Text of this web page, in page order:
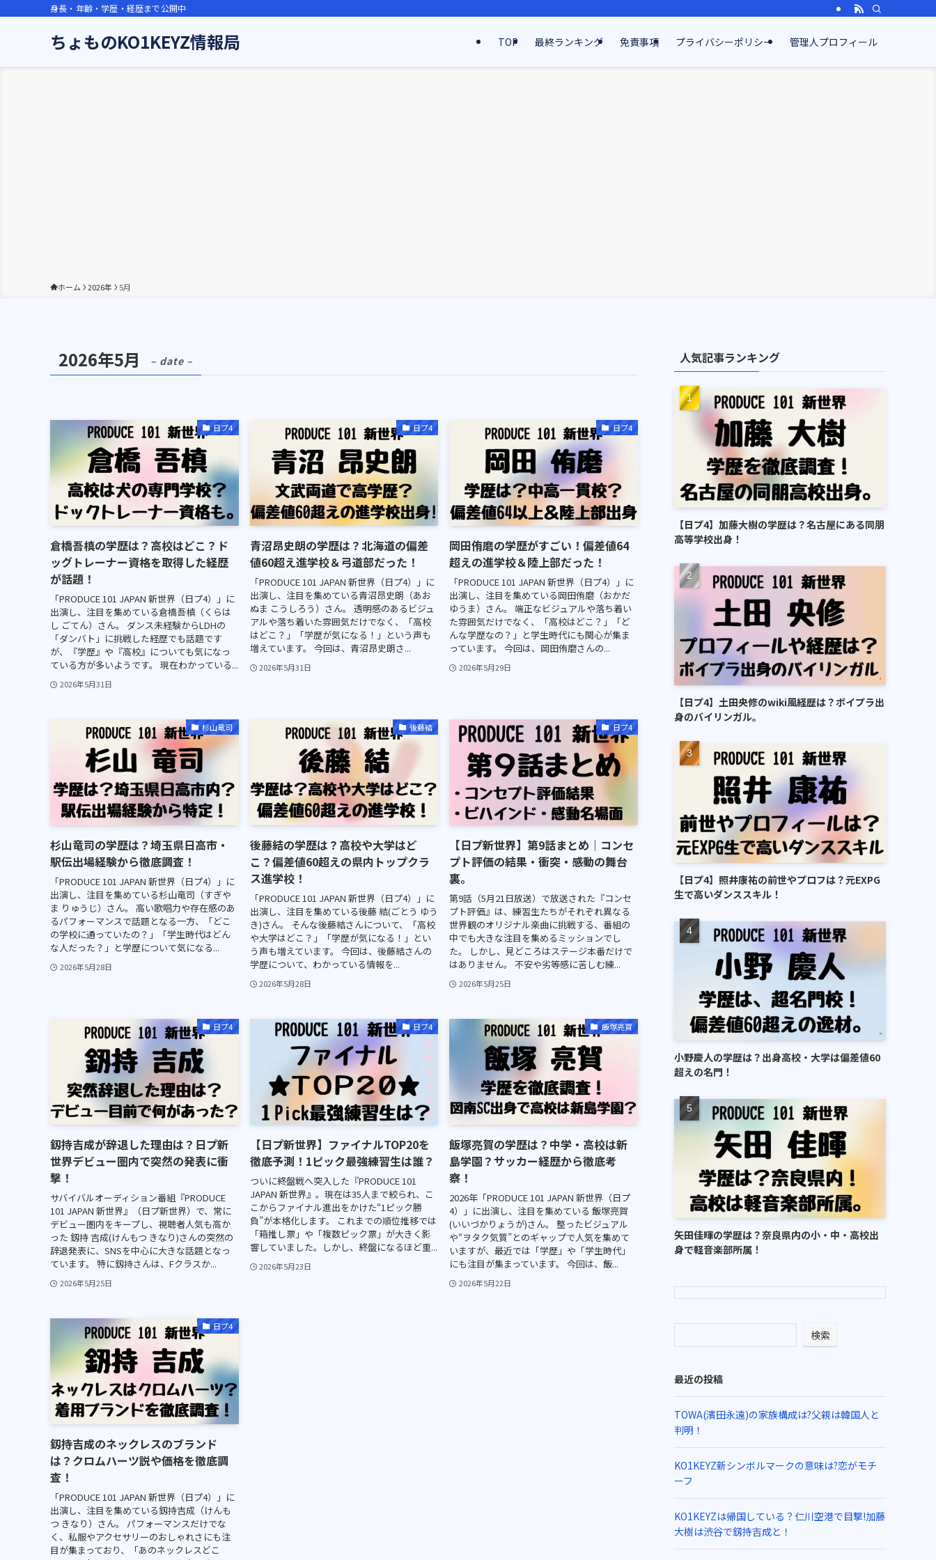
身長・年齢・学歴・経歴まで公開中
ちょものKO1KEYZ情報局 TOP 最終ランキング 免責事項 プライバシーポリシー 管理人プロフィール
ホーム 2026年 5月
2026年5月 – date –
日プ4
倉橋吾槙の学歴は？高校はどこ？ド
ッグトレーナー資格を取得した経歴
が話題！
「PRODUCE 101 JAPAN 新世界（日プ4）」に
出演し、注目を集めている倉橋吾槙（くらは
し ごてん）さん。 ダンス未経験からLDHの
「ダンバト」に挑戦した経歴でも話題です
が、『学歴』や『高校』についても気になっ
ている方が多いようです。 現在わかっている...
2026年5月31日
日プ4
青沼昂史朗の学歴は？北海道の偏差
値60超え進学校＆弓道部だった！
「PRODUCE 101 JAPAN 新世界（日プ4）」に
出演し、注目を集めている青沼昂史朗（あお
ぬま こうしろう）さん。 透明感のあるビジュ
アルや落ち着いた雰囲気だけでなく、「高校
はどこ？」「学歴が気になる！」という声も
増えています。 今回は、青沼昂史朗さ...
2026年5月31日
日プ4
岡田侑磨の学歴がすごい！偏差値64
超えの進学校＆陸上部だった！
「PRODUCE 101 JAPAN 新世界（日プ4）」に
出演し、注目を集めている岡田侑磨（おかだ
ゆうま）さん。 端正なビジュアルや落ち着い
た雰囲気だけでなく、「高校はどこ？」「ど
んな学歴なの？」と学生時代にも関心が集ま
っています。 今回は、岡田侑磨さんの...
2026年5月29日
杉山竜司
杉山竜司の学歴は？埼玉県日高市・
駅伝出場経験から徹底調査！
「PRODUCE 101 JAPAN 新世界（日プ4）」に
出演し、注目を集めている杉山竜司（すぎや
ま りゅうじ）さん。 高い歌唱力や存在感のあ
るパフォーマンスで話題となる一方、「どこ
の学校に通っていたの？」「学生時代はどん
な人だった？」と学歴について気になる...
2026年5月28日
後藤結
後藤結の学歴は？高校や大学はど
こ？偏差値60超えの県内トップクラ
ス進学校！
「PRODUCE 101 JAPAN 新世界（日プ4）」に
出演し、注目を集めている後藤 結(ごとう ゆう
き)さん。 そんな後藤結さんについて、「高校
や大学はどこ？」「学歴が気になる！」とい
う声も増えています。 今回は、後藤結さんの
学歴について、わかっている情報を...
2026年5月28日
日プ4
【日プ新世界】第9話まとめ｜コンセ
プト評価の結果・衝突・感動の舞台
裏。
第9話（5月21日放送）で放送された『コンセ
プト評価』は、練習生たちがそれぞれ異なる
世界観のオリジナル楽曲に挑戦する、番組の
中でも大きな注目を集めるミッションでし
た。 しかし、見どころはステージ本番だけで
はありません。 不安や劣等感に苦しむ練...
2026年5月25日
日プ4
釼持吉成が辞退した理由は？日プ新
世界デビュー圏内で突然の発表に衝
撃！
サバイバルオーディション番組『PRODUCE
101 JAPAN 新世界』（日プ新世界）で、常に
デビュー圏内をキープし、視聴者人気も高か
った 釼持 吉成(けんもつ きなり)さんの突然の
辞退発表に、SNSを中心に大きな話題となっ
ています。 特に釼持さんは、Fクラスか...
2026年5月25日
日プ4
【日プ新世界】ファイナルTOP20を
徹底予測！1ピック最強練習生は誰？
ついに終盤戦へ突入した『PRODUCE 101
JAPAN 新世界』。現在は35人まで絞られ、こ
こからファイナル進出をかけた“1ピック勝
負”が本格化します。 これまでの順位推移では
「箱推し票」や「複数ピック票」が大きく影
響していました。しかし、終盤になるほど重...
2026年5月23日
飯塚亮賀
飯塚亮賀の学歴は？中学・高校は新
島学園？サッカー経歴から徹底考
察！
2026年「PRODUCE 101 JAPAN 新世界（日プ
4）」に出演し、注目を集めている 飯塚亮賀
(いいづかりょうが)さん。 整ったビジュアル
や“ヲタク気質”とのギャップで人気を集めて
いますが、最近では「学歴」や「学生時代」
にも注目が集まっています。 今回は、飯...
2026年5月22日
日プ4
釼持吉成のネックレスのブランド
は？クロムハーツ説や価格を徹底調
査！
「PRODUCE 101 JAPAN 新世界（日プ4）」に
出演し、注目を集めている釼持吉成（けんも
つ きなり）さん。 パフォーマンスだけでな
く、私服やアクセサリーのおしゃれさにも注
目が集まっており、「あのネックレスどこ
人気記事ランキング
【日プ4】加藤大樹の学歴は？名古屋にある同朋
高等学校出身！
【日プ4】土田央修のwiki風経歴は？ボイプラ出
身のバイリンガル。
【日プ4】照井康祐の前世やプロフは？元EXPG
生で高いダンススキル！
小野慶人の学歴は？出身高校・大学は偏差値60
超えの名門！
矢田佳暉の学歴は？奈良県内の小・中・高校出
身で軽音楽部所属！
検索
最近の投稿
TOWA(濱田永遠)の家族構成は?父親は韓国人と
判明！
KO1KEYZ新シンボルマークの意味は?恋がモチ
ーフ
KO1KEYZは帰国している？仁川空港で目撃!加藤
大樹は渋谷で釼持吉成と！